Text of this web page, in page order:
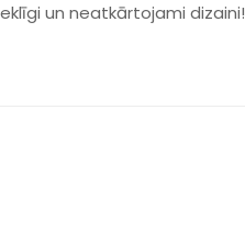
un neatkārtojami dizaini!